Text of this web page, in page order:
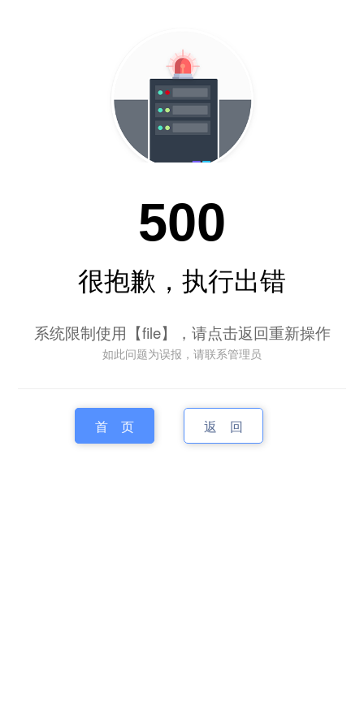
500
很抱歉，执行出错
系统限制使用【file】，请点击返回重新操作
如此问题为误报，请联系管理员
首 页 返 回